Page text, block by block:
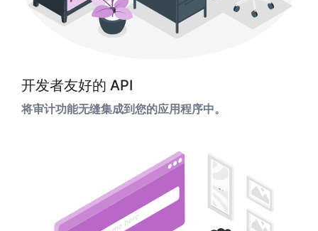
开发者友好的 API
将审计功能无缝集成到您的应用程序中。